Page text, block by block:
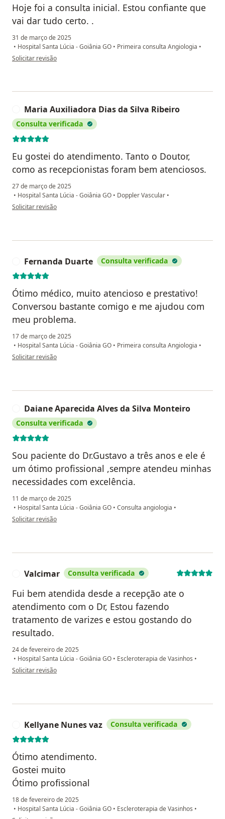
Hoje foi a consulta inicial. Estou confiante que
vai dar tudo certo. .
31 de março de 2025
• Hospital Santa Lúcia - Goiânia GO • Primeira consulta Angiologia •
na opinião do utilizador Ioly
Solicitar revisão
Maria Auxiliadora Dias da Silva Ribeiro
Consulta verificada
Eu gostei do atendimento. Tanto o Doutor,
como as recepcionistas foram bem atenciosos.
27 de março de 2025
• Hospital Santa Lúcia - Goiânia GO • Doppler Vascular •
na opinião do utilizador Maria Auxiliadora Dias da Silva Ribeiro
Solicitar revisão
Fernanda Duarte Consulta verificada
Ótimo médico, muito atencioso e prestativo!
Conversou bastante comigo e me ajudou com
meu problema.
17 de março de 2025
• Hospital Santa Lúcia - Goiânia GO • Primeira consulta Angiologia •
na opinião do utilizador Fernanda Duarte
Solicitar revisão
Daiane Aparecida Alves da Silva Monteiro
Consulta verificada
Sou paciente do Dr.Gustavo a três anos e ele é
um ótimo profissional ,sempre atendeu minhas
necessidades com excelência.
11 de março de 2025
• Hospital Santa Lúcia - Goiânia GO • Consulta angiologia •
na opinião do utilizador Daiane Aparecida Alves da Silva Monteiro
Solicitar revisão
Valcimar Consulta verificada
Fui bem atendida desde a recepção ate o
atendimento com o Dr, Estou fazendo
tratamento de varizes e estou gostando do
resultado.
24 de fevereiro de 2025
• Hospital Santa Lúcia - Goiânia GO • Escleroterapia de Vasinhos •
na opinião do utilizador Valcimar
Solicitar revisão
Kellyane Nunes vaz Consulta verificada
Ótimo atendimento.
Gostei muito
Ótimo profissional
18 de fevereiro de 2025
• Hospital Santa Lúcia - Goiânia GO • Escleroterapia de Vasinhos •